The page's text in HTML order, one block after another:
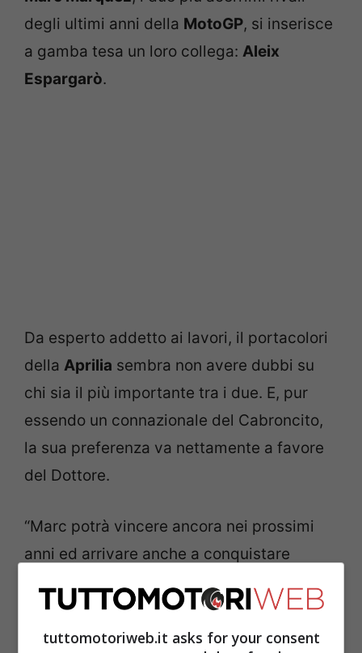
degli ultimi anni della MotoGP, si inserisce
a gamba tesa un loro collega: Aleix
Espargarò.
Da esperto addetto ai lavori, il portacolori
della Aprilia sembra non avere dubbi su
chi sia il più importante tra i due. E, pur
essendo un connazionale del Cabroncito,
la sua preferenza va nettamente a favore
del Dottore.
“Marc potrà vincere ancora nei prossimi
anni ed arrivare anche a conquistare
quotidiano sportivo spagnolo As. “Ma
quello che ha fatto Valentino, cioè
tuttomotoriweb.it asks for your consent